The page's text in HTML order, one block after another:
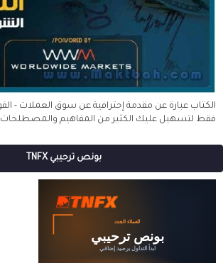
فقط لتسهيل عليك الكثير من المفاهيم والمصطلحات
بونص ترحيبي TNFX